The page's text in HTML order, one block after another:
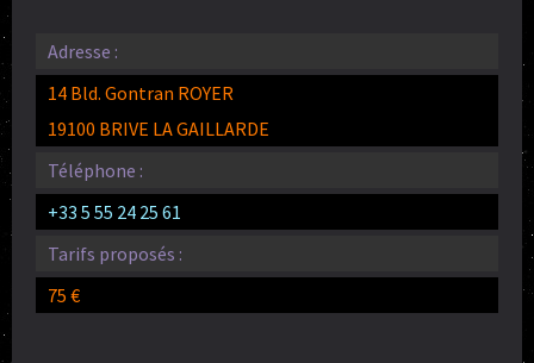
Adresse :
14 Bld. Gontran ROYER
19100 BRIVE LA GAILLARDE
Téléphone :
+33 5 55 24 25 61
Tarifs proposés :
75 €